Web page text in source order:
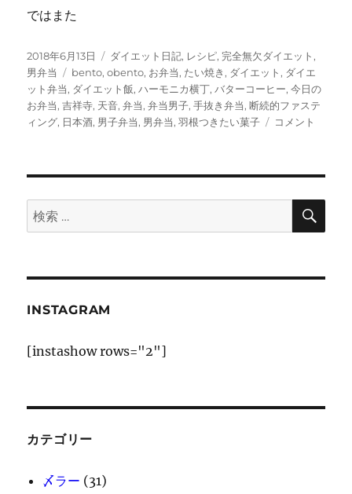
ではまた
投
稿
日:
2018年6月13日
カ
テ
ゴ
リ
ー
ダイエット日記, レシピ, 完全無欠ダイエット,
男弁当
タ
グ
bento,obento, お弁当, たい焼き, ダイエット, ダイエ
ット弁当, ダイエット飯,ハーモニカ横丁,バターコーヒー,今日の
お弁当,吉祥寺, 天音,弁当,弁当男子,手抜き弁当,断続的ファステ
ィング, 日本酒, 男子弁当, 男弁当,羽根つきたい菓子
羽
い
子
コメント
検
索:
検
INSTAGRAM
[instashow rows="2"]
カテゴリー
〆ラー (31)